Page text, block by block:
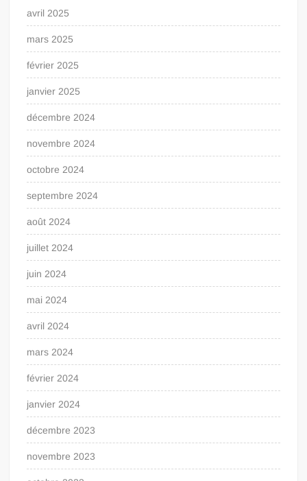
avril 2025
mars 2025
février 2025
janvier 2025
décembre 2024
novembre 2024
octobre 2024
septembre 2024
août 2024
juillet 2024
juin 2024
mai 2024
avril 2024
mars 2024
février 2024
janvier 2024
décembre 2023
novembre 2023